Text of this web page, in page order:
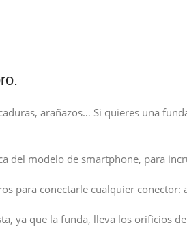
arañazos… Si quieres una
del modelo de smartphone, para
para conectarle cualquier conector:
ya que la funda, lleva los orificios